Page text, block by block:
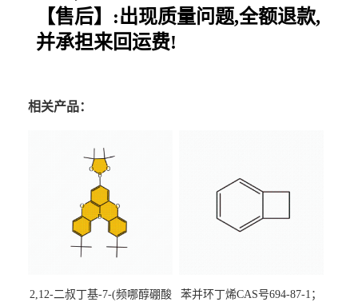
【售后】:出现质量问题,全额退款,
并承担来回运费!
相关产品：
2,12-二叔丁基-7-(频哪醇硼酸
苯并环丁烯CAS号694-87-1；